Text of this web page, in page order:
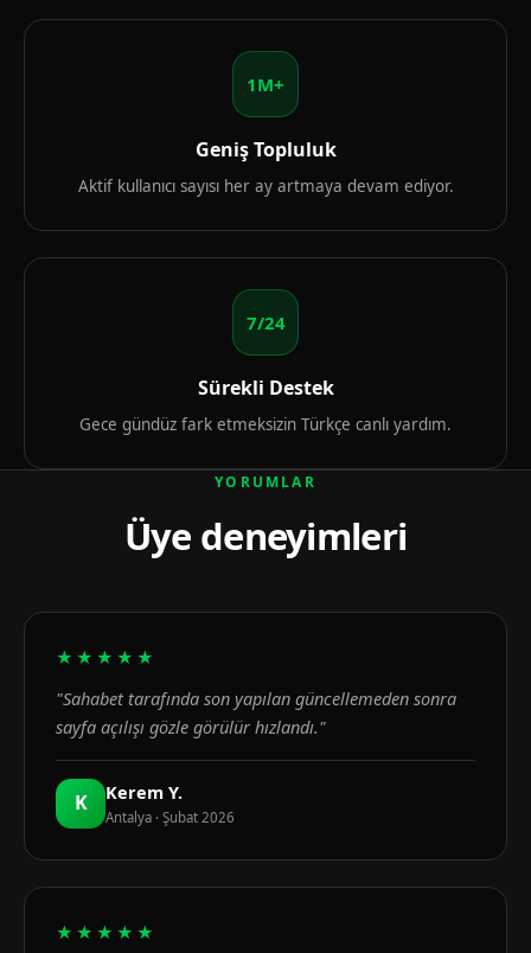
1M+
Geniş Topluluk
Aktif kullanıcı sayısı her ay artmaya devam ediyor.
7/24
Sürekli Destek
Gece gündüz fark etmeksizin Türkçe canlı yardım.
YORUMLAR
Üye deneyimleri
★★★★★
"Sahabet tarafında son yapılan güncellemeden sonra
sayfa açılışı gözle görülür hızlandı."
K Kerem Y.
Antalya · Şubat 2026
★★★★★